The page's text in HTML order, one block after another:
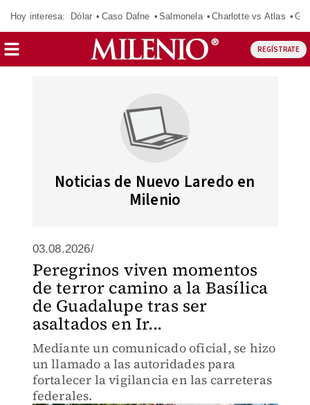
Hoy interesa: Dólar Caso Dafne Salmonela Charlotte vs Atlas
REGÍSTRATE
Noticias de Nuevo Laredo en
Milenio
03.08.2026/
Peregrinos viven momentos
de terror camino a la Basílica
de Guadalupe tras ser
asaltados en Ir...
Mediante un comunicado oficial, se hizo
un llamado a las autoridades para
fortalecer la vigilancia en las carreteras
federales.